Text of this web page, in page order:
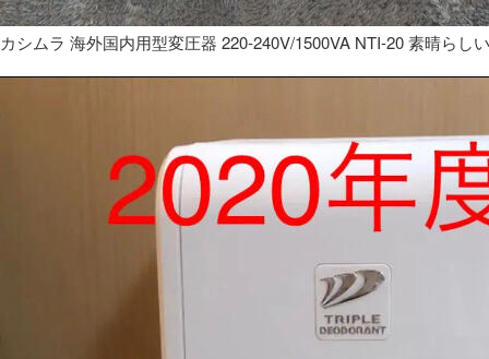
カシムラ 海外国内用型変圧器 220-240V/1500VA NTI-20 素晴らし